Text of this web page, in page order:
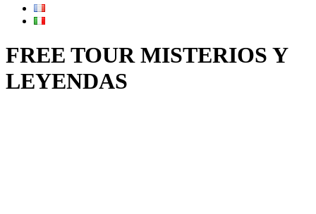
FREE TOUR MISTERIOS Y
LEYENDAS